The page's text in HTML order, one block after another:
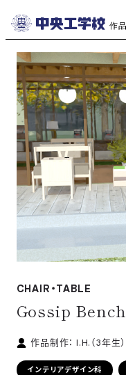
イ
CHAIR・TABLE
Gossip Bench
作品制作： I.H. （3年生）
学科インテリアデザイン科